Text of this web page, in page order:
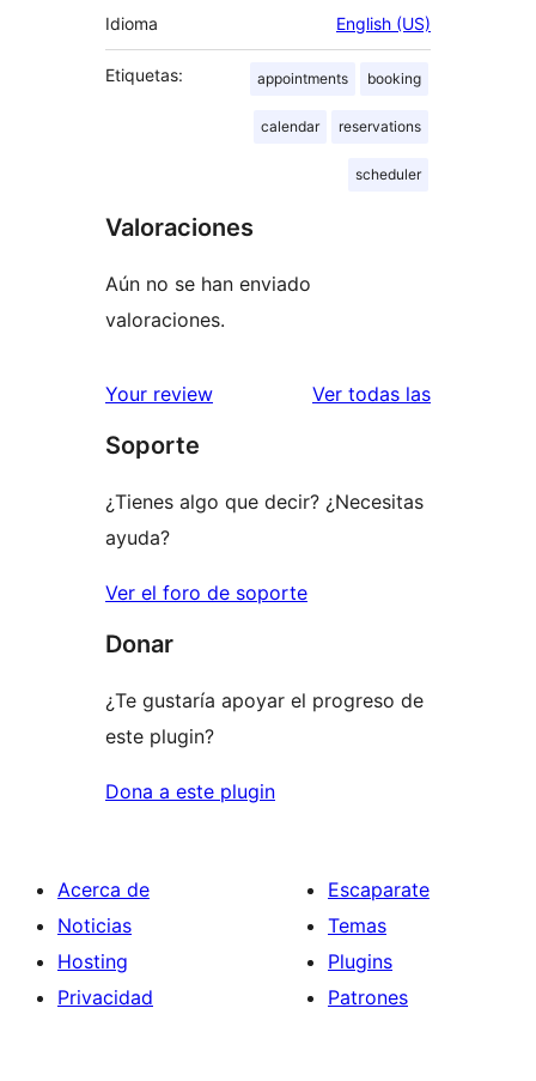
Idioma English (US)
Etiquetas: appointments booking
calendar reservations
scheduler
Valoraciones
Aún no se han enviado
valoraciones.
Your review Ver todas las
Soporte
¿Tienes algo que decir? ¿Necesitas
ayuda?
Ver el foro de soporte
Donar
¿Te gustaría apoyar el progreso de
este plugin?
Dona a este plugin
Acerca de
Noticias
Hosting
Privacidad
Escaparate
Temas
Plugins
Patrones